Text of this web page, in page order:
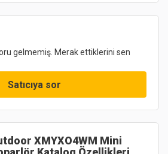
gelmemiş. Merak ettiklerini sen
Satıcıya sor
XMYXO4WM Mini